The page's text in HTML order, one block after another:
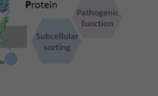
Einstellungen. Unter anderem eine zufällig
generierte ID, für die historische
Speicherung Ihrer vorgenommen
Einstellungen, falls der Webseiten-
Betreiber dies eingestellt hat.